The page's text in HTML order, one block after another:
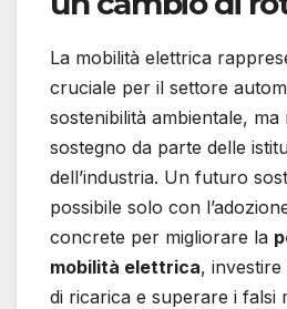
La mobilità elettrica
cruciale per il settore
sostenibilità ambientale,
sostegno da parte delle
dell’industria. Un futuro
possibile solo con
concrete per migliorare la
mobilità elettrica,
di ricarica e superare i falsi